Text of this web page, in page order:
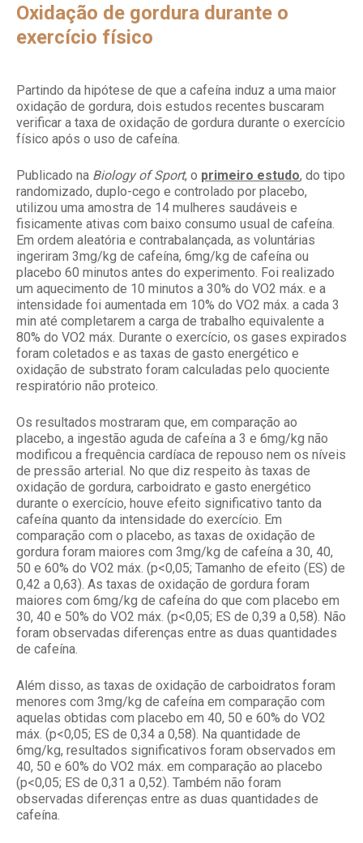
Oxidação de gordura durante o
exercício físico
Partindo da hipótese de que a cafeína induz a uma maior
oxidação de gordura, dois estudos recentes buscaram
verificar a taxa de oxidação de gordura durante o exercício
físico após o uso de cafeína.
Publicado na Biology of Sport, o primeiro estudo, do tipo
randomizado, duplo-cego e controlado por placebo,
utilizou uma amostra de 14 mulheres saudáveis e
fisicamente ativas com baixo consumo usual de cafeína.
Em ordem aleatória e contrabalançada, as voluntárias
ingeriram 3mg/kg de cafeína, 6mg/kg de cafeína ou
placebo 60 minutos antes do experimento. Foi realizado
um aquecimento de 10 minutos a 30% do VO2 máx. e a
intensidade foi aumentada em 10% do VO2 máx. a cada 3
min até completarem a carga de trabalho equivalente a
80% do VO2 máx. Durante o exercício, os gases expirados
foram coletados e as taxas de gasto energético e
oxidação de substrato foram calculadas pelo quociente
respiratório não proteico.
Os resultados mostraram que, em comparação ao
placebo, a ingestão aguda de cafeína a 3 e 6mg/kg não
modificou a frequência cardíaca de repouso nem os níveis
de pressão arterial. No que diz respeito às taxas de
oxidação de gordura, carboidrato e gasto energético
durante o exercício, houve efeito significativo tanto da
cafeína quanto da intensidade do exercício. Em
comparação com o placebo, as taxas de oxidação de
gordura foram maiores com 3mg/kg de cafeína a 30, 40,
50 e 60% do VO2 máx. (p<0,05; Tamanho de efeito (ES) de
0,42 a 0,63). As taxas de oxidação de gordura foram
maiores com 6mg/kg de cafeína do que com placebo em
30, 40 e 50% do VO2 máx. (p<0,05; ES de 0,39 a 0,58). Não
foram observadas diferenças entre as duas quantidades
de cafeína.
Além disso, as taxas de oxidação de carboidratos foram
menores com 3mg/kg de cafeína em comparação com
aquelas obtidas com placebo em 40, 50 e 60% do VO2
máx. (p<0,05; ES de 0,34 a 0,58). Na quantidade de
6mg/kg, resultados significativos foram observados em
40, 50 e 60% do VO2 máx. em comparação ao placebo
(p<0,05; ES de 0,31 a 0,52). Também não foram
observadas diferenças entre as duas quantidades de
cafeína.